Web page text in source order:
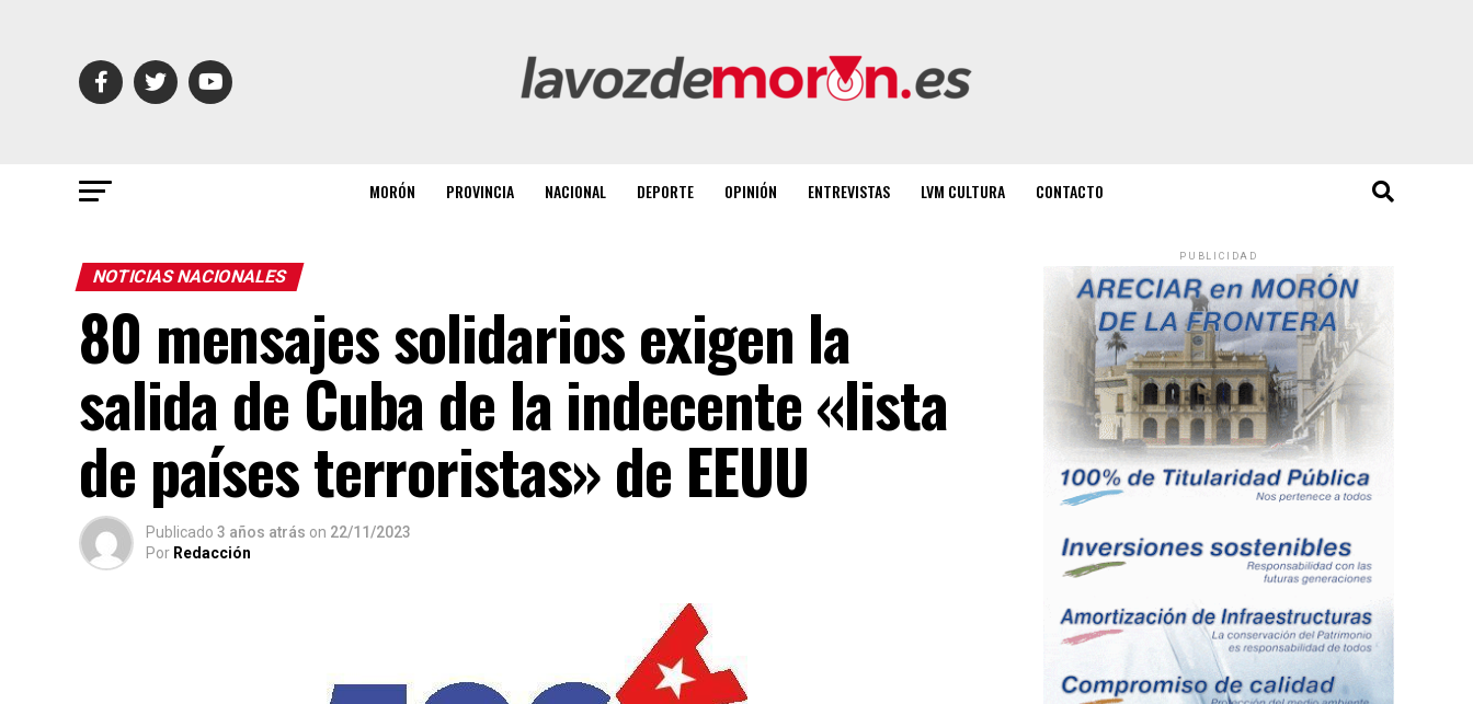
MORÓN PROVINCIA NACIONAL DEPORTE OPINIÓN ENTREVISTAS LVM CULTURA CONTACTO
NOTICIAS NACIONALES
80 mensajes solidarios exigen la
salida de Cuba de la indecente «lista
de países terroristas» de EEUU
Publicado 3 años atrás on 22/11/2023
Por Redacción
PUBLICIDAD